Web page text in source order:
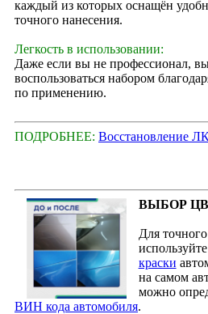
каждый из которых оснащён
точного нанесения.
Легкость в использовании:
Даже если вы не профессионал,
воспользоваться набором
по применению.
ПОДРОБНЕЕ: Восстановление
ВЫБОР
Для
краски
на самом
можно
ВИН кода автомобиля.